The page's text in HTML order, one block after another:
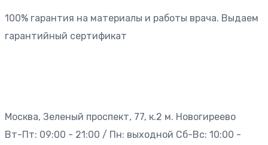
100% гарантия на материалы и работы врача. Выдаем
гарантийный сертификат
Москва, Зеленый проспект, 77, к.2 м. Новогиреево
Вт-Пт: 09:00 - 21:00 / Пн: выходной Сб-Вс: 10:00 -